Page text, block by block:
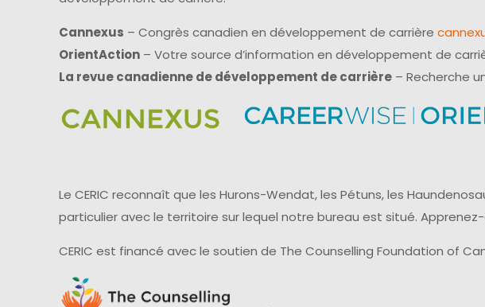
Cannexus – Congrès canadien en développement de carrière
OrientAction – Votre source d’information en développement de
La revue canadienne de développement de carrière – Recherche
Le CERIC reconnaît que les Hurons-Wendat, les Pétuns, les
particulier avec le territoire sur lequel notre bureau est situé.
CERIC est financé avec le soutien de The Counselling Foundation of